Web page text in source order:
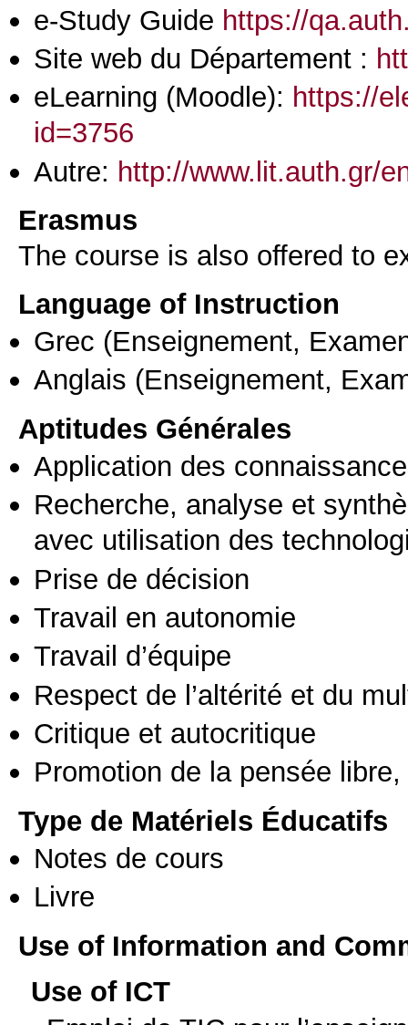
e-Study Guide https://
Site web du Département :
eLearning (Moodle): https://
id=3756
Autre: http://www.lit.auth.gr/
Erasmus
The course is also offered to
Language of Instruction
Grec (Enseignement,
Anglais (Enseignement,
Aptitudes Générales
Application des
Recherche, analyse et
avec utilisation des
Prise de décision
Travail en autonomie
Travail d’équipe
Respect de l’altérité et du
Critique et autocritique
Promotion de la pensée
Type de Matériels Éducatifs
Notes de cours
Livre
Use of Information and
Use of ICT